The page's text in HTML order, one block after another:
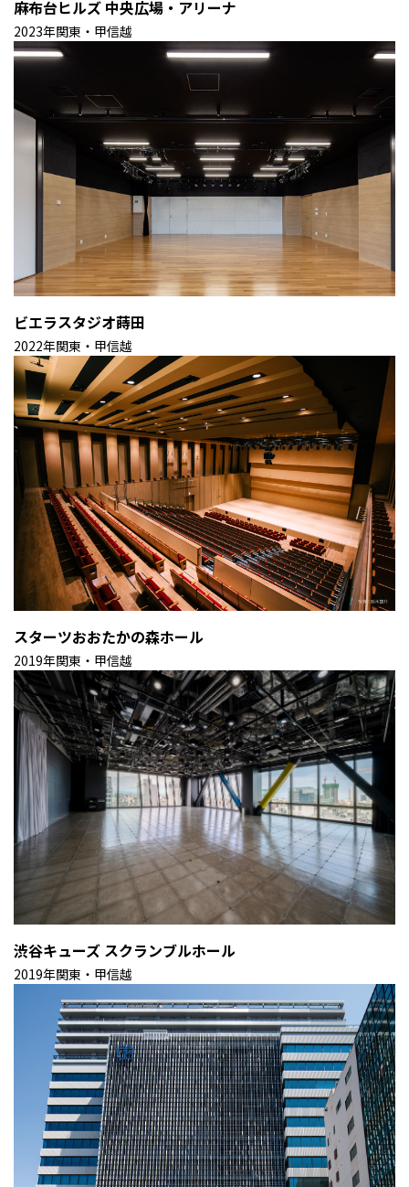
麻布台ヒルズ 中央広場・アリーナ
2023年関東・甲信越
ビエラスタジオ蒔田
2022年関東・甲信越
スターツおおたかの森ホール
2019年関東・甲信越
渋谷キューズ スクランブルホール
2019年関東・甲信越